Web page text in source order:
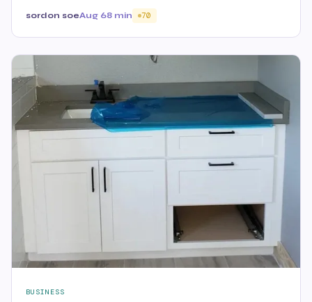
sordon soeAug 68 min 70
BUSINESS